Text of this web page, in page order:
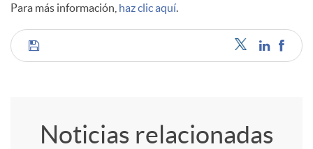
Para más información, haz clic aquí.
C
Noticias relacionadas